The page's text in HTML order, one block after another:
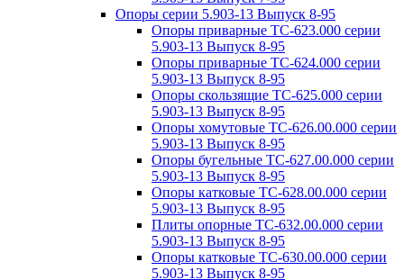
Опоры серии 5.903-13 Выпуск 8-95
Опоры приварные ТС-623.000 серии
5.903-13 Выпуск 8-95
Опоры приварные ТС-624.000 серии
5.903-13 Выпуск 8-95
Опоры скользящие ТС-625.000 серии
5.903-13 Выпуск 8-95
Опоры хомутовые ТС-626.00.000 серии
5.903-13 Выпуск 8-95
Опоры бугельные ТС-627.00.000 серии
5.903-13 Выпуск 8-95
Опоры катковые ТС-628.00.000 серии
5.903-13 Выпуск 8-95
Плиты опорные ТС-632.00.000 серии
5.903-13 Выпуск 8-95
Опоры катковые ТС-630.00.000 серии
5.903-13 Выпуск 8-95